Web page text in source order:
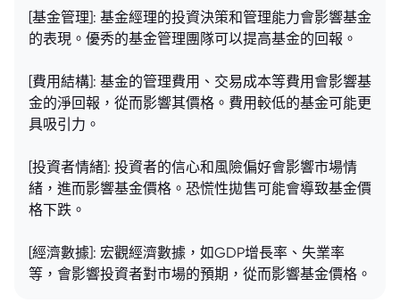
[基金管理]: 基金經理的投資決策和管理能力會影響基金
的表現。優秀的基金管理團隊可以提高基金的回報。
[費用結構]: 基金的管理費用、交易成本等費用會影響基
金的淨回報，從而影響其價格。費用較低的基金可能更
具吸引力。
[投資者情緒]: 投資者的信心和風險偏好會影響市場情
緒，進而影響基金價格。恐慌性拋售可能會導致基金價
格下跌。
[經濟數據]: 宏觀經濟數據，如GDP增長率、失業率
等，會影響投資者對市場的預期，從而影響基金價格。